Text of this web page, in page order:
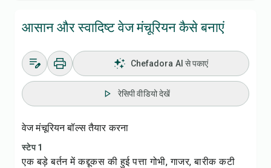
आसान और स्वादिष्ट वेज मंचूरियन कैसे बनाएं
Chefadora AI से पकाएं
रेसिपी वीडियो देखें
वेज मंचूरियन बॉल्स तैयार करना
स्टेप 1
एक बड़े बर्तन में कद्दूकस की हुई पत्ता गोभी, गाजर, बारीक कटी